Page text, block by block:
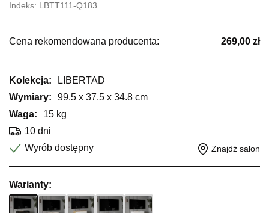
Indeks: LBTT111-Q183
Cena rekomendowana producenta: 269,00 zł
Kolekcja:
LIBERTAD
Wymiary:
99.5 x 37.5 x 34.8 cm
Waga:
15 kg
10 dni
Wyrób dostępny
Znajdź salon
Warianty: